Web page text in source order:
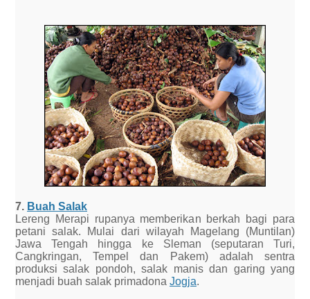
7. Buah Salak
Lereng Merapi rupanya memberikan berkah bagi para
petani salak. Mulai dari wilayah Magelang (Muntilan)
Jawa Tengah hingga ke Sleman (seputaran Turi,
Cangkringan, Tempel dan Pakem) adalah sentra
produksi salak pondoh, salak manis dan garing yang
menjadi buah salak primadona Jogja.